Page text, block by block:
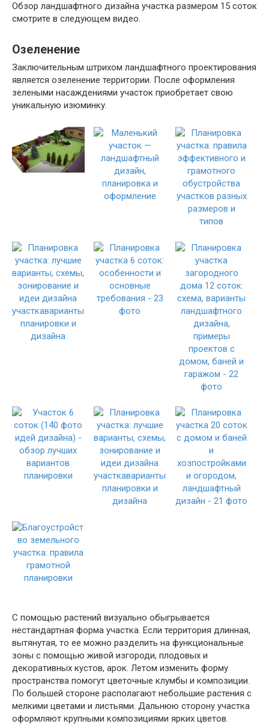
Обзор ландшафтного дизайна участка размером 15 соток
смотрите в следующем видео.
Озеленение
Заключительным штрихом ландшафтного проектирования
является озеленение территории. После оформления
зелеными насаждениями участок приобретает свою
уникальную изюминку.
С помощью растений визуально обыгрывается
нестандартная форма участка. Если территория длинная,
вытянутая, то ее можно разделить на функциональные
зоны с помощью живой изгороди, плодовых и
декоративных кустов, арок. Летом изменить форму
пространства помогут цветочные клумбы и композиции.
По большей стороне располагают небольшие растения с
мелкими цветами и листьями. Дальнюю сторону участка
оформляют крупными композициями ярких цветов.